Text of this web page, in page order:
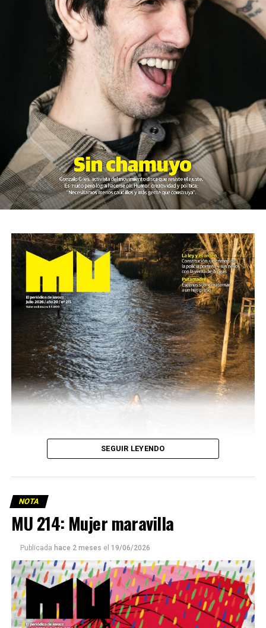
Este número 215 de MU ☝️viene con doble tapa, que
podría ser una frase:
Sin chamuyo, a remarla.
SEGUIR LEYENDO
NOTA
MU 214: Mujer maravilla
Publicada hace 2 meses el 19/06/2026